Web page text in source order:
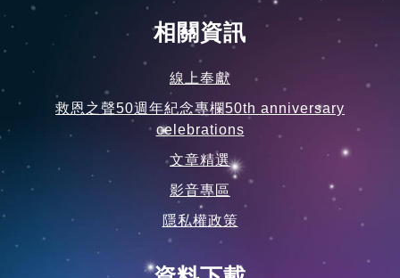
相關資訊
救恩之聲50週年紀念專欄50th anniversary
celebrations
文章精選